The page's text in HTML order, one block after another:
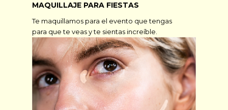
MAQUILLAJE PARA FIESTAS
Te maquillamos para el evento que tengas
para que te veas y te sientas increíble.